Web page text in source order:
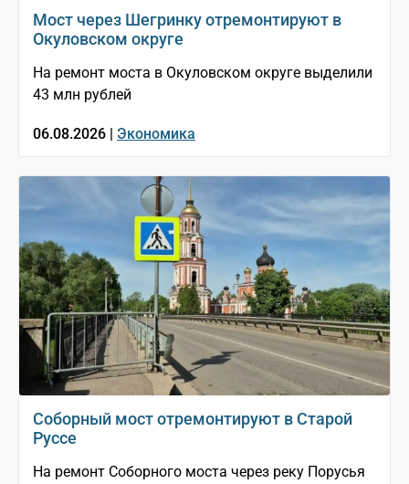
Мост через Шегринку отремонтируют в
Окуловском округе
На ремонт моста в Окуловском округе выделили
43 млн рублей
06.08.2026 | Экономика
Соборный мост отремонтируют в Старой
Руссе
На ремонт Соборного моста через реку Порусья